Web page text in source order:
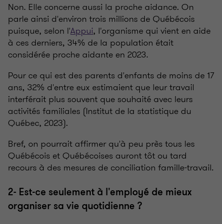
Non. Elle concerne aussi la proche aidance. On
parle ainsi d'environ trois millions de Québécois
puisque, selon l'Appui, l'organisme qui vient en aide
à ces derniers, 34% de la population était
considérée proche aidante en 2023.
Pour ce qui est des parents d'enfants de moins de 17
ans, 32% d'entre eux estimaient que leur travail
interférait plus souvent que souhaité avec leurs
activités familiales (Institut de la statistique du
Québec, 2023).
Bref, on pourrait affirmer qu'à peu près tous les
Québécois et Québécoises auront tôt ou tard
recours à des mesures de conciliation famille-travail.
2- Est-ce seulement à l'employé de mieux
organiser sa vie quotidienne ?